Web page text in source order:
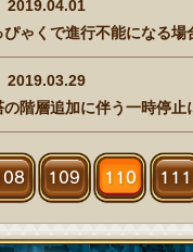
2019.04.01
2019.03.29
の階層追加に伴う一時停止
109 110 111